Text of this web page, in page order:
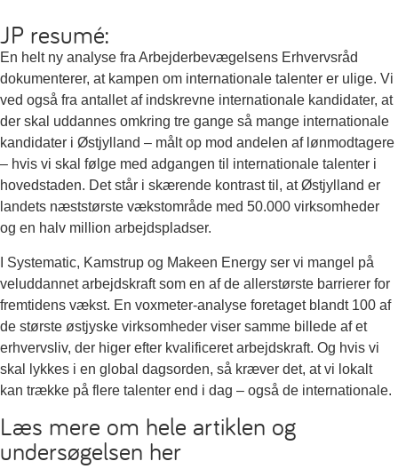
JP resumé:
En helt ny analyse fra Arbejderbevægelsens Erhvervsråd
dokumenterer, at kampen om internationale talenter er ulige. Vi
ved også fra antallet af indskrevne internationale kandidater, at
der skal uddannes omkring tre gange så mange internationale
kandidater i Østjylland – målt op mod andelen af lønmodtagere
– hvis vi skal følge med adgangen til internationale talenter i
hovedstaden. Det står i skærende kontrast til, at Østjylland er
landets næststørste vækstområde med 50.000 virksomheder
og en halv million arbejdspladser.
I Systematic, Kamstrup og Makeen Energy ser vi mangel på
veluddannet arbejdskraft som en af de allerstørste barrierer for
fremtidens vækst. En voxmeter-analyse foretaget blandt 100 af
de største østjyske virksomheder viser samme billede af et
erhvervsliv, der higer efter kvalificeret arbejdskraft. Og hvis vi
skal lykkes i en global dagsorden, så kræver det, at vi lokalt
kan trække på flere talenter end i dag – også de internationale.
Læs mere om hele artiklen og
undersøgelsen her